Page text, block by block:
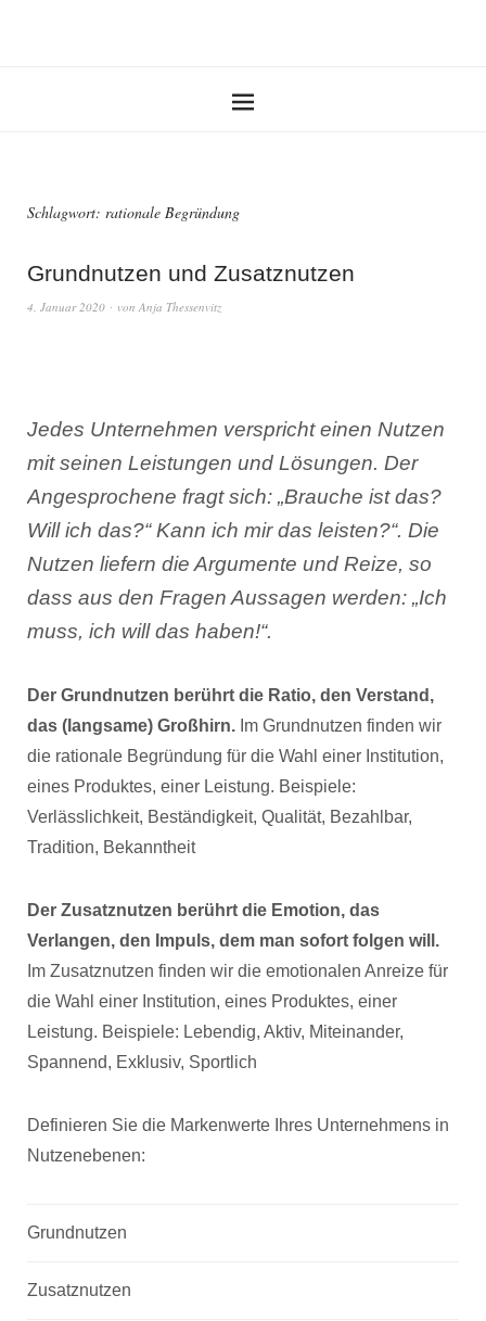
Schlagwort: rationale Begründung
Grundnutzen und Zusatznutzen
4. Januar 2020 von Anja Thessenvitz
Jedes Unternehmen verspricht einen Nutzen
mit seinen Leistungen und Lösungen. Der
Angesprochene fragt sich: „Brauche ist das?
Will ich das?“ Kann ich mir das leisten?“. Die
Nutzen liefern die Argumente und Reize, so
dass aus den Fragen Aussagen werden: „Ich
muss, ich will das haben!“.
Der Grundnutzen berührt die Ratio, den Verstand,
das (langsame) Großhirn. Im Grundnutzen finden wir
die rationale Begründung für die Wahl einer Institution,
eines Produktes, einer Leistung. Beispiele:
Verlässlichkeit, Beständigkeit, Qualität, Bezahlbar,
Tradition, Bekanntheit
Der Zusatznutzen berührt die Emotion, das
Verlangen, den Impuls, dem man sofort folgen will.
Im Zusatznutzen finden wir die emotionalen Anreize für
die Wahl einer Institution, eines Produktes, einer
Leistung. Beispiele: Lebendig, Aktiv, Miteinander,
Spannend, Exklusiv, Sportlich
Definieren Sie die Markenwerte Ihres Unternehmens in
Nutzenebenen:
Grundnutzen
Zusatznutzen